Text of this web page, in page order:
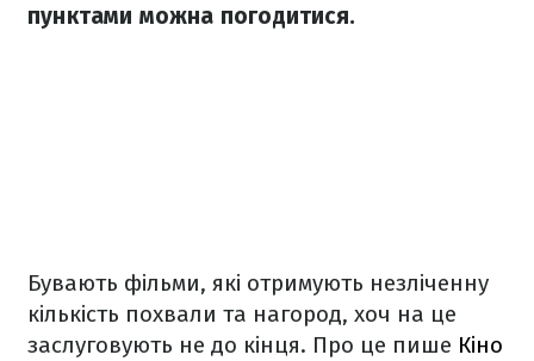
пунктами можна погодитися.
Бувають фільми, які отримують незліченну
кількість похвали та нагород, хоч на це
заслуговують не до кінця. Про це пише Кіно